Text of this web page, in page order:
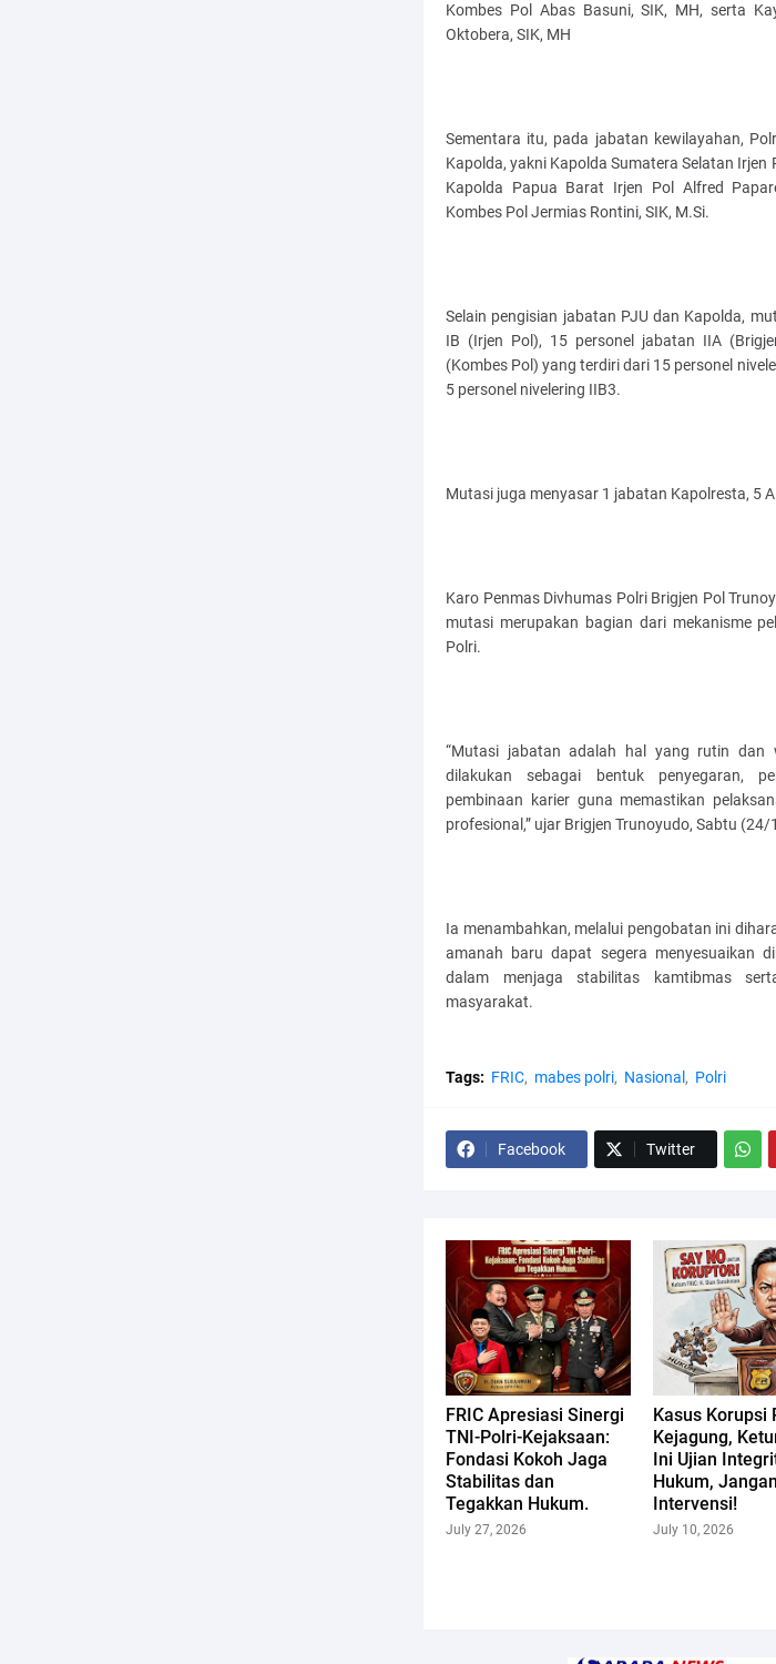
Kombes Pol Abas Basuni, SIK, MH, serta
Oktobera, SIK, MH
Sementara itu, pada jabatan kewilayahan,
Kapolda, yakni Kapolda Sumatera Selatan Irjen
Kapolda Papua Barat Irjen Pol Alfred
Kombes Pol Jermias Rontini, SIK, M.Si.
Selain pengisian jabatan PJU dan Kapolda,
IB (Irjen Pol), 15 personel jabatan IIA
(Kombes Pol) yang terdiri dari 15 personel
5 personel nivelering IIB3.
Mutasi juga menyasar 1 jabatan Kapolresta, 5
Karo Penmas Divhumas Polri Brigjen Pol
mutasi merupakan bagian dari mekanisme
Polri.
“Mutasi jabatan adalah hal yang rutin dan
dilakukan sebagai bentuk penyegaran,
pembinaan karier guna memastikan
profesional,” ujar Brigjen Trunoyudo, Sabtu (24/
Ia menambahkan, melalui pengobatan ini
amanah baru dapat segera menyesuaikan
dalam menjaga stabilitas kamtibmas
masyarakat.
Tags: FRIC mabes polri Nasional Polri
Facebook Twitter
FRIC Apresiasi Sinergi
TNI-Polri-Kejaksaan:
Fondasi Kokoh Jaga
Stabilitas dan
Tegakkan Hukum.
July 27, 2026
Kasus Korupsi
Kejagung,
Ini Ujian
Hukum,
Intervensi!
July 10, 2026